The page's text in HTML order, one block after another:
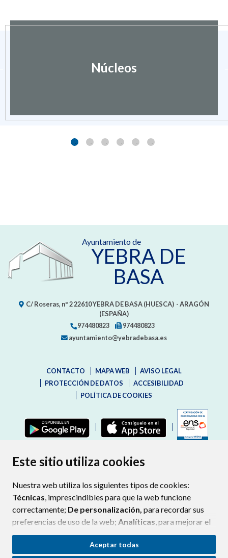
Este sitio utiliza cookies
Nuestra web utiliza los siguientes tipos de cookies:
Técnicas, imprescindibles para que la web funcione
correctamente; De personalización, para recordar sus
preferencias de uso de la web; Analíticas, para mejorar el
funcionamiento de la web y sus servicios.
Si acepta pulsando el botón“Aceptar todas”
Aceptar todas
Núcleos
Ayuntamiento de
YEBRA DE
BASA
C/ Roseras, nº 222610YEBRA DE BASA (HUESCA) - ARAGÓN
(ESPAÑA)
974480823
974480823
ayuntamiento@yebradebasa.es
CONTACTO MAPA WEB
AVISO LEGAL
PROTECCIÓN DE DATOS
ACCESIBILIDAD
POLÍTICA DE COOKIES